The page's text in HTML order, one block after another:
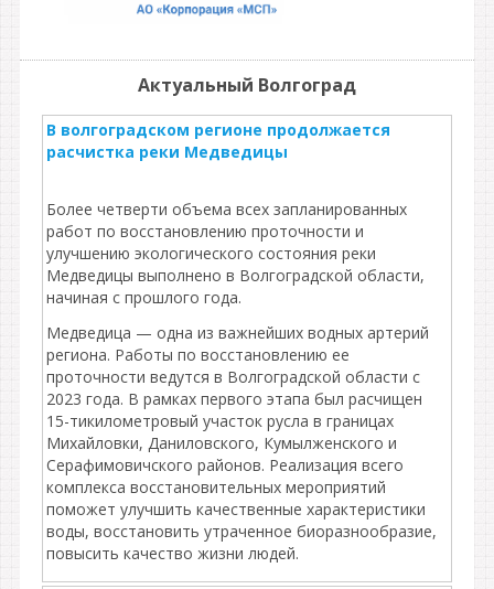
Актуальный Волгоград
В волгоградском регионе продолжается
расчистка реки Медведицы
Более четверти объема всех запланированных
работ по восстановлению проточности и
улучшению экологического состояния реки
Медведицы выполнено в Волгоградской области,
начиная с прошлого года.
Медведица — одна из важнейших водных артерий
региона. Работы по восстановлению ее
проточности ведутся в Волгоградской области с
2023 года. В рамках первого этапа был расчищен
15-тикилометровый участок русла в границах
Михайловки, Даниловского, Кумылженского и
Серафимовичского районов. Реализация всего
комплекса восстановительных мероприятий
поможет улучшить качественные характеристики
воды, восстановить утраченное биоразнообразие,
повысить качество жизни людей.